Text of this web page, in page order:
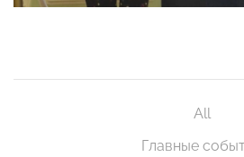
All
Главные